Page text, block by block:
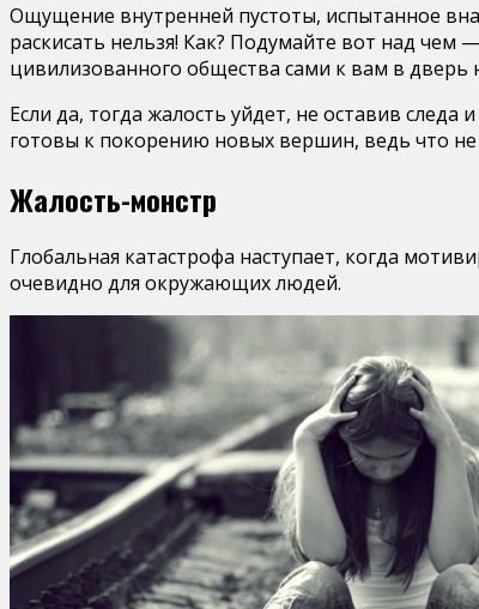
Ощущение внутренней пустоты, испытанное
раскисать нельзя! Как? Подумайте вот над
цивилизованного общества сами к вам в дверь
Если да, тогда жалость уйдет, не оставив
готовы к покорению новых вершин, ведь что не
Жалость-монстр
Глобальная катастрофа наступает, когда
очевидно для окружающих людей.